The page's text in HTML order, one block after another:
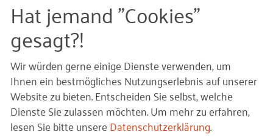
Herzblut, um jungen Menschen Orientierung zu
geben und sie fürs Handwerk zu begeistern. Mit
dieser Aktion wollten wir ihnen etwas Einzigartiges
zurückgeben. Handwerk ist dynamisch, voller
Energie und absolut zukunftsfähig – genau das hat
dieser Tag auf der Rennstrecke widergespiegelt“,
zieht die HwK Koblenz ein positives Fazit.
Hat jemand "Cookies"
gesagt?!
Wir würden gerne einige Dienste verwenden, um
Ihnen ein bestmögliches Nutzungserlebnis auf unserer
Website zu bieten. Entscheiden Sie selbst, welche
Dienste Sie zulassen möchten.Um mehr zu erfahren,
lesen Sie bitte unsereDatenschutzerklärung.